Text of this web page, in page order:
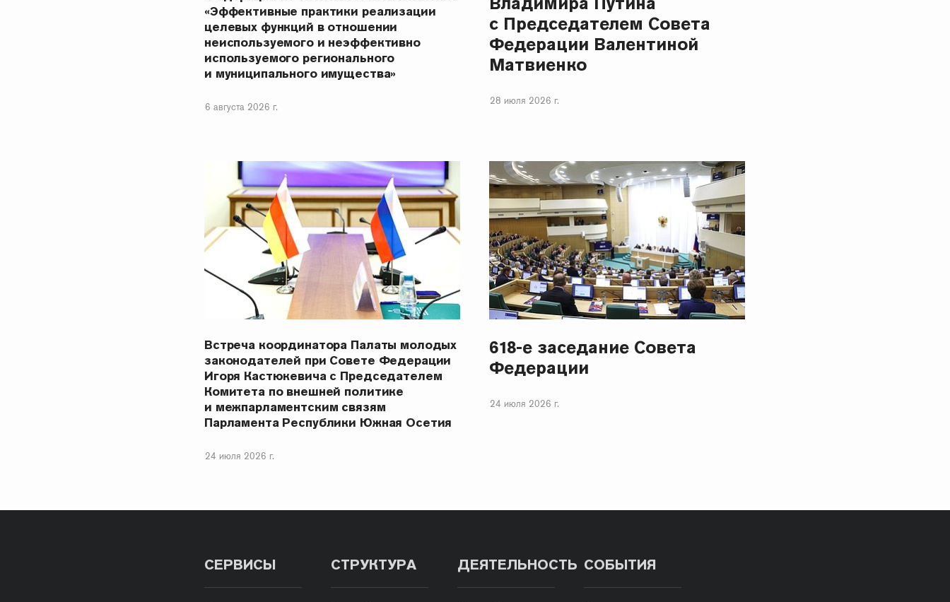
«Эффективные практики реализации
целевых функций в отношении
неиспользуемого и неэффективно
используемого регионального
и муниципального имущества»
6 августа 2026 г.
с Председателем Совета
Федерации Валентиной
Матвиенко
28 июля 2026 г.
Встреча координатора Палаты молодых
законодателей при Совете Федерации
Игоря Кастюкевича с Председателем
Комитета по внешней политике
и межпарламентским связям
Парламента Республики Южная Осетия
24 июля 2026 г.
618-е заседание Совета
Федерации
24 июля 2026 г.
СЕРВИСЫ СТРУКТУРА ДЕЯТЕЛЬНОСТЬ СОБЫТИЯ